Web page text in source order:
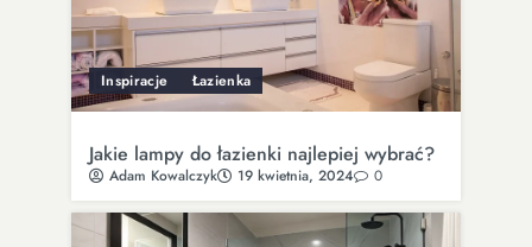
Inspiracje Łazienka
Jakie lampy do łazienki najlepiej wybrać?
Adam Kowalczyk 19 kwietnia, 2024 0